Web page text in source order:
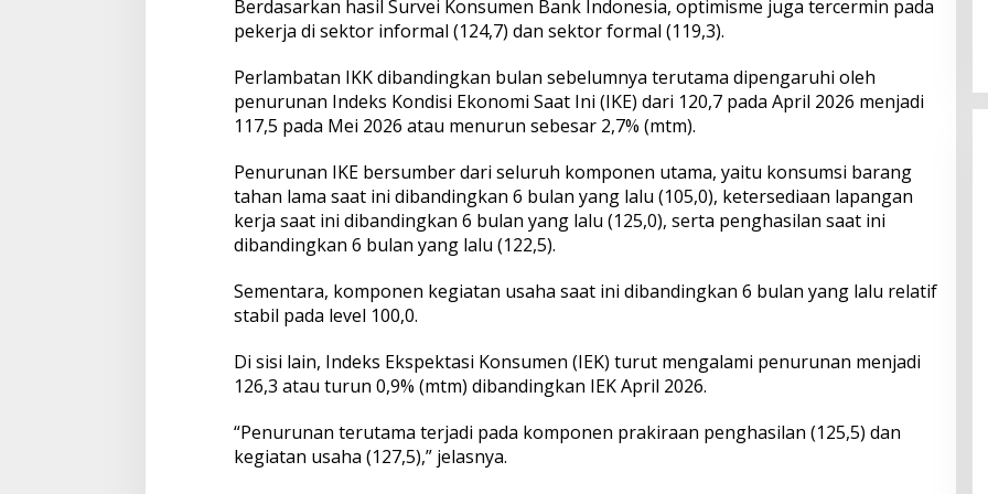
9
a
p
a
i
n
d
e
s
N
i
o
a
Berdasarkan hasil Survei Konsumen Bank Indonesia, optimisme juga tercermin pada
pekerja di sektor informal (124,7) dan sektor formal (119,3).
Perlambatan IKK dibandingkan bulan sebelumnya terutama dipengaruhi oleh
penurunan Indeks Kondisi Ekonomi Saat Ini (IKE) dari 120,7 pada April 2026 menjadi
117,5 pada Mei 2026 atau menurun sebesar 2,7% (mtm).
Penurunan IKE bersumber dari seluruh komponen utama, yaitu konsumsi barang
tahan lama saat ini dibandingkan 6 bulan yang lalu (105,0), ketersediaan lapangan
kerja saat ini dibandingkan 6 bulan yang lalu (125,0), serta penghasilan saat ini
dibandingkan 6 bulan yang lalu (122,5).
Sementara, komponen kegiatan usaha saat ini dibandingkan 6 bulan yang lalu relatif
stabil pada level 100,0.
Di sisi lain, Indeks Ekspektasi Konsumen (IEK) turut mengalami penurunan menjadi
126,3 atau turun 0,9% (mtm) dibandingkan IEK April 2026.
“Penurunan terutama terjadi pada komponen prakiraan penghasilan (125,5) dan
kegiatan usaha (127,5),” jelasnya.
dan Serapan Investasi, Sira
Village Grand Outlet Bali Resmi
Dibuka di KEK Kura Kura